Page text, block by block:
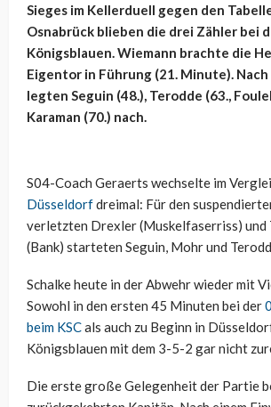
Sieges im Kellerduell gegen den
Osnabrück blieben die drei Zähler bei
Königsblauen. Wiemann brachte die
Eigentor in Führung (21. Minute).
legten Seguin (48.), Terodde (63.,
Karaman (70.) nach.
S04-Coach Geraerts wechselte im
Düsseldorfdreimal: Für den
verletzten Drexler (Muskelfaserriss) und
(Bank) starteten Seguin, Mohr und
Schalke heute in der Abwehr wieder mit
Sowohl in den ersten 45 Minuten bei der
beim KSCals auch zu Beginn in
Königsblauen mit dem 3-5-2 gar nicht
Die erste große Gelegenheit der Partie